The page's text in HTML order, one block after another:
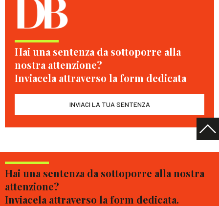
Hai una sentenza da sottoporre alla
nostra attenzione?
Inviacela attraverso la form dedicata
INVIACI LA TUA SENTENZA
Hai una sentenza da sottoporre alla nostra
attenzione?
Inviacela attraverso la form dedicata.